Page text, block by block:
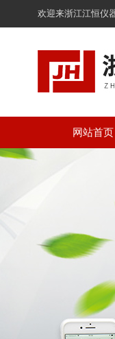
欢迎来浙江江恒仪
网站首页